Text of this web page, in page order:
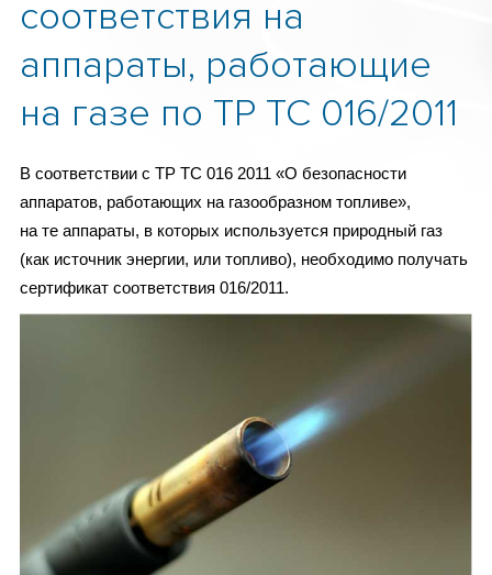
соответствия на
аппараты, работающие
на газе по ТР ТС 016/2011
В соответствии с ТР ТС 016 2011 «О безопасности
аппаратов, работающих на газообразном топливе»,
на те аппараты, в которых используется природный газ
(как источник энергии, или топливо), необходимо получать
сертификат соответствия 016/2011.